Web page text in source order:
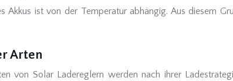
Akkus ist von der Temperatur abhängig. Aus diesem
Arten
von Solar Ladereglern werden nach ihrer